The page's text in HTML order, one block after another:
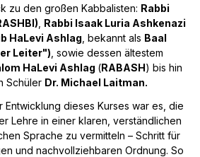
zu den großen Kabbalisten: Rabbi
Rabbi Isaak Luria Ashkenazi
HaLevi Ashlag , bekannt als Baal
Leiter") , sowie dessen ältestem
HaLevi Ashlag (RABASH) bis hin
Schüler Dr. Michael Laitman.
dieses Kurses war es, die
Lehre in einer klaren, verständlichen
Sprache zu vermitteln – Schritt für
und nachvollziehbaren Ordnung. So